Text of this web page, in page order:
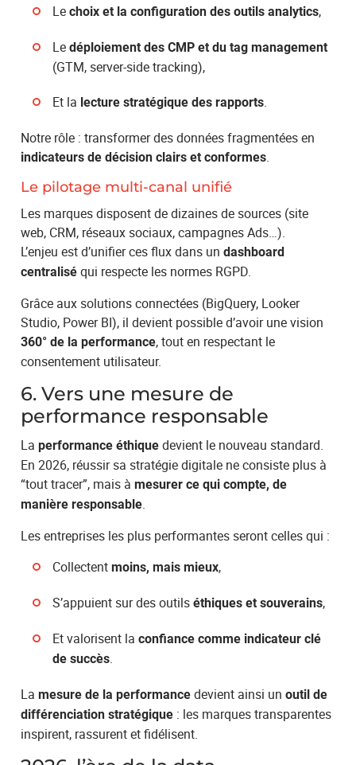
Lechoix et la configuration des outils analytics,
Ledéploiement des CMP et du tag management
(GTM, server-side tracking),
Et la lecture stratégique des rapports.
Notre rôle : transformer des données fragmentées en
indicateurs de décision clairs et conformes.
Le pilotage multi-canal unifié
Les marques disposent de dizaines de sources (site
web, CRM, réseaux sociaux, campagnes Ads…).
L’enjeu est d’unifier ces flux dans undashboard
centralisé qui respecte les normes RGPD.
Grâce aux solutions connectées (BigQuery, Looker
Studio, Power BI), il devient possible d’avoir une vision
360° de la performance, tout en respectant le
consentement utilisateur.
6. Vers une mesure de
performance responsable
Laperformance éthique devient le nouveau standard.
En 2026, réussir sa stratégie digitale ne consiste plus à
“tout tracer”, mais àmesurer ce qui compte, de
manière responsable.
Les entreprises les plus performantes seront celles qui :
Collectentmoins, mais mieux,
S’appuient sur des outilséthiques et souverains,
Et valorisent laconfiance comme indicateur clé
de succès.
Lamesure de la performance devient ainsi unoutil de
différenciation stratégique : les marques transparentes
inspirent, rassurent et fidélisent.